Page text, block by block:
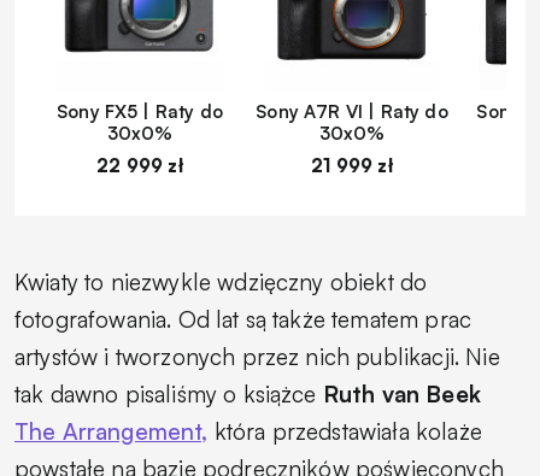
Sony FX5 | Raty do
30x0%
22 999 zł
Sony A7R VI | Raty do
30x0%
21 999 zł
Sony
Kwiaty to niezwykle wdzięczny obiekt do
fotografowania. Od lat są także tematem prac
artystów i tworzonych przez nich publikacji. Nie
tak dawno pisaliśmy o książce Ruth van Beek
The Arrangement, która przedstawiała kolaże
powstałe na bazie podręczników poświęconych